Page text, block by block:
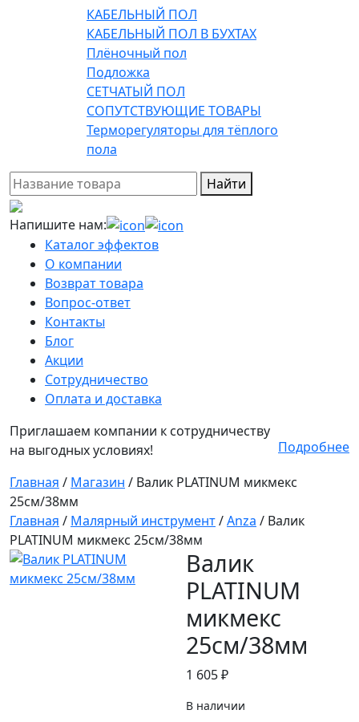
КАБЕЛЬНЫЙ ПОЛ
КАБЕЛЬНЫЙ ПОЛ В БУХТАХ
Плёночный пол
Подложка
СЕТЧАТЫЙ ПОЛ
СОПУТСТВУЮЩИЕ ТОВАРЫ
Терморегуляторы для тёплого
пола
Найти
Напишите нам:
Каталог эффектов
О компании
Возврат товара
Вопрос-ответ
Контакты
Блог
Акции
Сотрудничество
Оплата и доставка
Приглашаем компании к сотрудничеству
на выгодных условиях!
Подробнее
Главная / Магазин / Валик PLATINUM микмекс
25см/38мм
Главная / Малярный инструмент/Anza / Валик
PLATINUM микмекс 25см/38мм
Валик
PLATINUM
микмекс
25см/38мм
1 605₽
В наличии